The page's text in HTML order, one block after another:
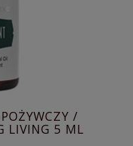
/
LIVING 5 ML